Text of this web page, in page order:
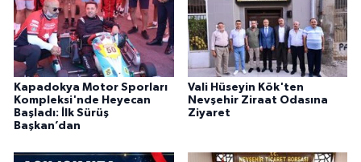
Kapadokya Motor Sporları
Kompleksi'nde Heyecan
Başladı: İlk Sürüş
Başkan’dan
Vali Hüseyin Kök'ten
Nevşehir Ziraat Odasına
Ziyaret